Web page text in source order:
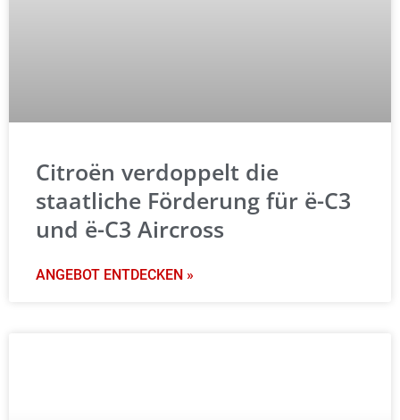
Citroën verdoppelt die
staatliche Förderung für ë-C3
und ë-C3 Aircross
ANGEBOT ENTDECKEN »